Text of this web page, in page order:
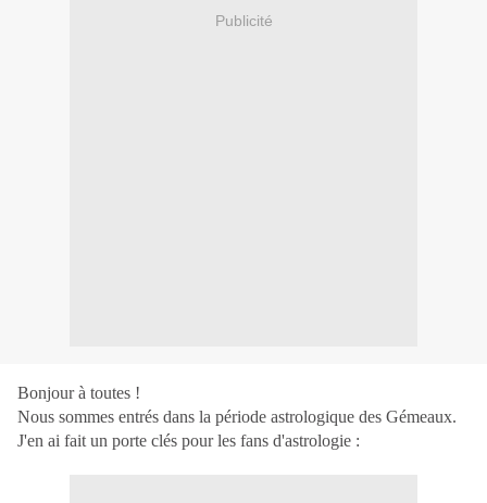
Publicité
Bonjour à toutes !
Nous sommes entrés dans la période astrologique des Gémeaux.
J'en ai fait un porte clés pour les fans d'astrologie :